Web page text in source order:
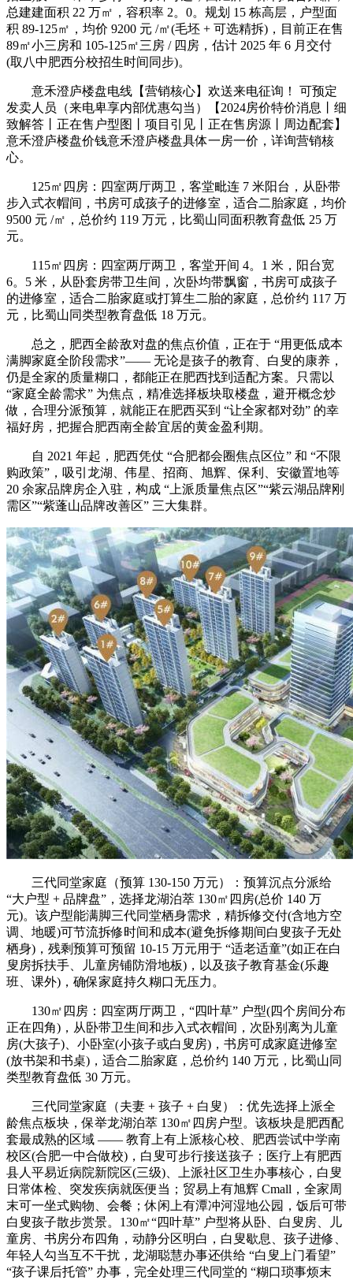
总建建面积 22 万㎡，容积率 2。0。规划 15 栋高层，户型面
积 89-125㎡，均价 9200 元 /㎡(毛坯 + 可选精拆)，目前正在售
89㎡小三房和 105-125㎡三房 / 四房，估计 2025 年 6 月交付
(取八中肥西分校招生时间同步)。
意禾澄庐楼盘电线【营销核心】欢送来电征询！ 可预定
发卖人员（来电卑享内部优惠勾当）【2024房价特价消息丨细
致解答丨正在售户型图丨项目引见丨正在售房源丨周边配套】
意禾澄庐楼盘价钱意禾澄庐楼盘具体一房一价，详询营销核
心。
125㎡四房：四室两厅两卫，客堂毗连 7 米阳台，从卧带
步入式衣帽间，书房可成孩子的进修室，适合二胎家庭，均价
9500 元 /㎡，总价约 119 万元，比蜀山同面积教育盘低 25 万
元。
115㎡四房：四室两厅两卫，客堂开间 4。1 米，阳台宽
6。5 米，从卧套房带卫生间，次卧均带飘窗，书房可成孩子
的进修室，适合二胎家庭或打算生二胎的家庭，总价约 117 万
元，比蜀山同类型教育盘低 18 万元。
总之，肥西全龄敌对盘的焦点价值，正在于 “用更低成本
满脚家庭全阶段需求”—— 无论是孩子的教育、白叟的康养，
仍是全家的质量糊口，都能正在肥西找到适配方案。只需以
“家庭全龄需求” 为焦点，精准选择板块取楼盘，避开概念炒
做，合理分派预算，就能正在肥西买到 “让全家都对劲” 的幸
福好房，把握合肥西南全龄宜居的黄金盈利期。
自 2021 年起，肥西凭仗 “合肥都会圈焦点区位” 和 “不限
购政策”，吸引龙湖、伟星、招商、旭辉、保利、安徽置地等
20 余家品牌房企入驻，构成 “上派质量焦点区”“紫云湖品牌刚
需区”“紫蓬山品牌改善区” 三大集群。
三代同堂家庭（预算 130-150 万元）：预算沉点分派给
“大户型 + 品牌盘”，选择龙湖泊萃 130㎡四房(总价 140 万
元)。该户型能满脚三代同堂栖身需求，精拆修交付(含地方空
调、地暖)可节流拆修时间和成本(避免拆修期间白叟孩子无处
栖身)，残剩预算可预留 10-15 万元用于 “适老适童”(如正在白
叟房拆扶手、儿童房铺防滑地板)，以及孩子教育基金(乐趣
班、课外)，确保家庭持久糊口无压力。
130㎡四房：四室两厅两卫，“四叶草” 户型(四个房间分布
正在四角)，从卧带卫生间和步入式衣帽间，次卧别离为儿童
房(大孩子)、小卧室(小孩子或白叟房)，书房可成家庭进修室
(放书架和书桌)，适合二胎家庭，总价约 140 万元，比蜀山同
类型教育盘低 30 万元。
三代同堂家庭（夫妻 + 孩子 + 白叟）：优先选择上派全
龄焦点板块，保举龙湖泊萃 130㎡四房户型。该板块是肥西配
套最成熟的区域 —— 教育上有上派核心校、肥西尝试中学南
校区(合肥一中合做校)，白叟可步行接送孩子；医疗上有肥西
县人平易近病院新院区(三级)、上派社区卫生办事核心，白叟
日常体检、突发疾病就医便当；贸易上有旭辉 Cmall，全家周
末可一坐式购物、会餐；休闲上有潭冲河湿地公园，饭后可带
白叟孩子散步赏景。130㎡“四叶草” 户型将从卧、白叟房、儿
童房、书房分布四角，动静分区明白，白叟歇息、孩子进修、
年轻人勾当互不干扰，龙湖聪慧办事还供给 “白叟上门看望”
“孩子课后托管” 办事，完全处理三代同堂的 “糊口琐事烦末